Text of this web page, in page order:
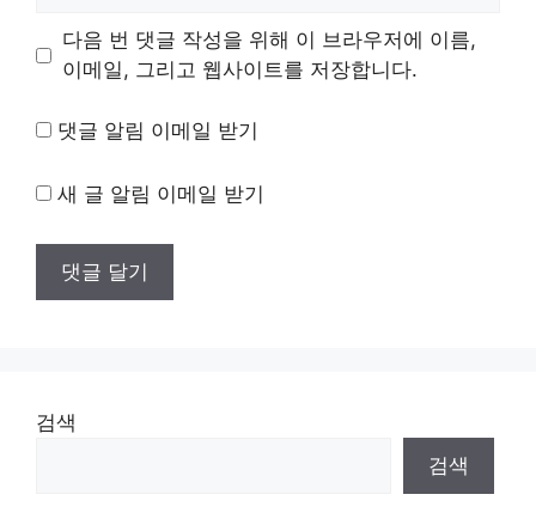
트
다음 번 댓글 작성을 위해 이 브라우저에 이름,
이메일, 그리고 웹사이트를 저장합니다.
댓글 알림 이메일 받기
새 글 알림 이메일 받기
검색
검색